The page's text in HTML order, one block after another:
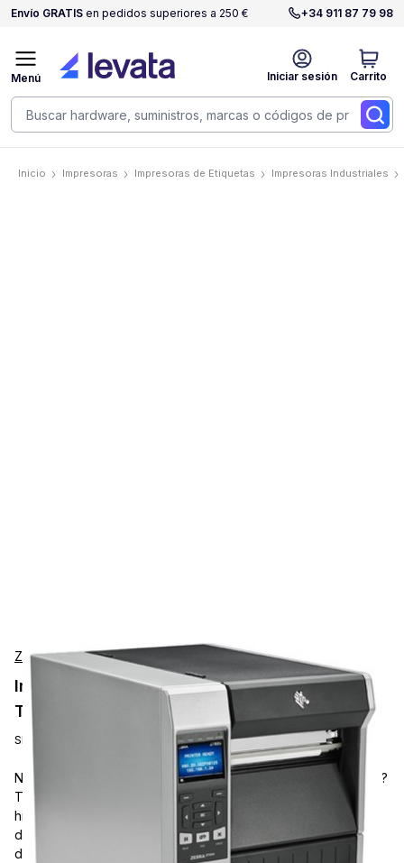
Envío GRATIS en pedidos superiores a 250 € +34 911 87 79 98
Iniciar sesión Carrito
Menú
Inicio Impresoras Impresoras de Etiquetas Impresoras Industriales
Zebra
Impresoras de Etiquetas Zebra ZT62062-
T0E0100Z
SKU:
Need fast, reliable industrial labeling with clear 203 dpi output?
The Zebra ZT620 is a 6-inch industrial label printer built for
high-volume thermal transfer and direct thermal printing,
delivering sharp results, a 168 mm maximum print width, and
dependable performance for demanding production